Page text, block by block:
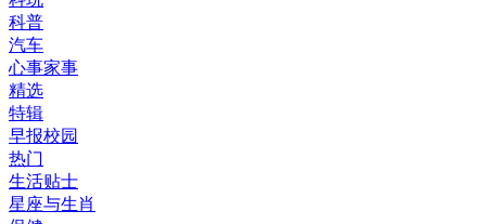
科普
汽车
心事家事
精选
特辑
早报校园
热门
生活贴士
星座与生肖